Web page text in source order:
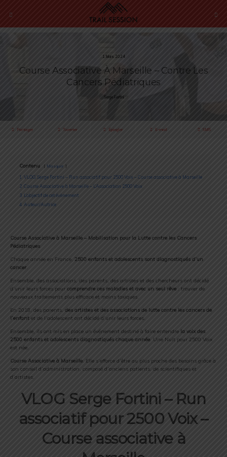
1 Mars 2024
Course Associative À Marseille – Contre Les
Cancers Pédiatriques
Serge Fortini
Partager Tweeter Épingler E-mail SMS
Contenu Masquer
1 VLOG Serge Fortini – Run associatif pour 2500 Voix – Course associative à Marseille
2 Course Associative à Marseille – L’Association 2500 Voix
3 L’objectif de cet évènement
4 Auteur/Autrice
Course Associative à Marseille – Mobilisation pour la Lutte contre les Cancers
Pédiatriques
Chaque année en France, 2500 enfants et adolescents sont diagnostiqués d’un
cancer.
Ensemble, des associations, des parents, des artistes et des chercheurs ont décidé
d’unir leurs forces pour comprendre ces maladies et avec un seul rêve : trouver de
nouveaux traitements plus efficace et moins toxiques.
En 2018, des parents, des artistes et des associations de lutte contre les cancers de
l’enfant et de l’adolescent ont décidé d’unir leurs forces.
Ensemble, ils ont mis en place un événement destiné à faire entendre la voix des
2500 enfants et adolescents diagnostiqués chaque année . Une Nuit pour 2500 Voix
est née.
Course Associative à Marseille. Elle s’efforce d’être au plus proche des besoins grâce à
son conseil d’administration, composé d’anciens patients, de scientifiques et
d’artistes.
VLOG Serge Fortini – Run
associatif pour 2500 Voix –
Course associative à